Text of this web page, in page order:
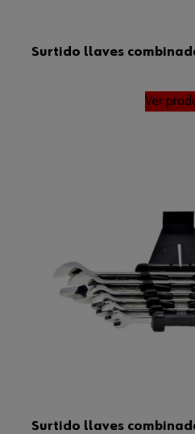
Surtido llaves
Ver
Surtido llaves